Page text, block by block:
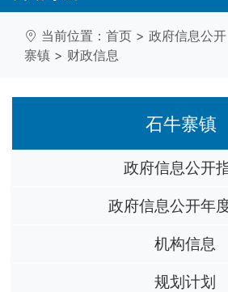
当前位置： 首页 > 政府信息公开
寨镇 > 财政信息
石牛寨镇
政府信息公开
政府信息公开年
机构信息
规划计划